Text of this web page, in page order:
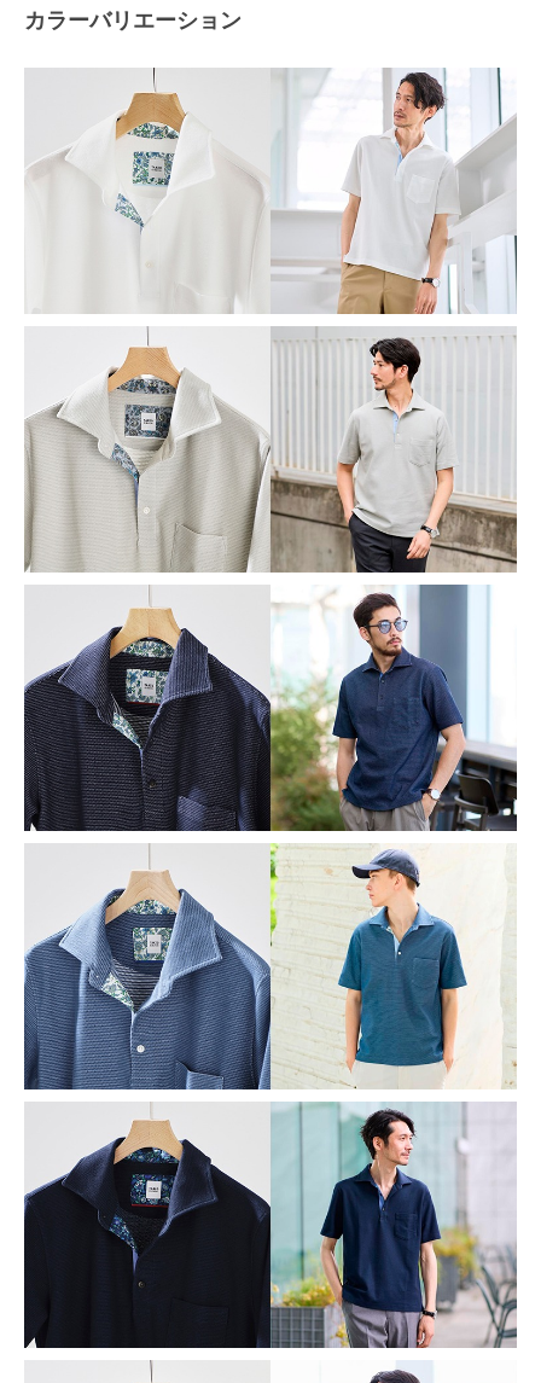
カラーバリエーション